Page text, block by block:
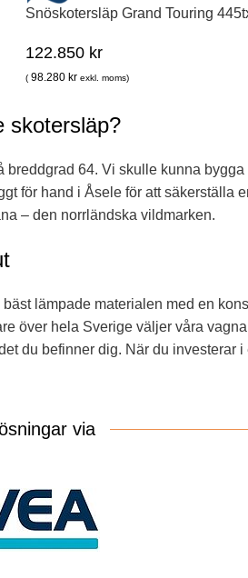
Snöskotersläp Grand Touring
122.850 kr
(98.280kr exkl. moms)
skotersläp?
breddgrad 64. Vi skulle kunna
för hand i Åsele för att säkerställa
– den norrländska vildmarken.
lämpade materialen med en
över hela Sverige väljer våra
du befinner dig. När du investerar
via